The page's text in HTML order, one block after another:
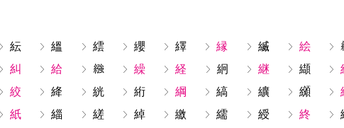
紜 縕 繧 纓 繹 縁 縅 絵
糾 給 繰 経 絅 継 纈
絞 絳 絖 絎 綱 縞 纊 纐
紙 緇 縒 綽 繳 繻 綬 終